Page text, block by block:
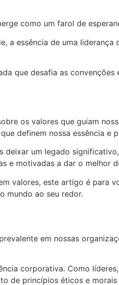
como um farol de
a essência de uma liderança
que desafia as convenções
os valores que guiam
definem nossa essência e
deixar um legado
e motivadas a dar o melhor
valores, este artigo é para
mundo ao seu redor.
em nossas
corporativa. Como
de princípios éticos e morais